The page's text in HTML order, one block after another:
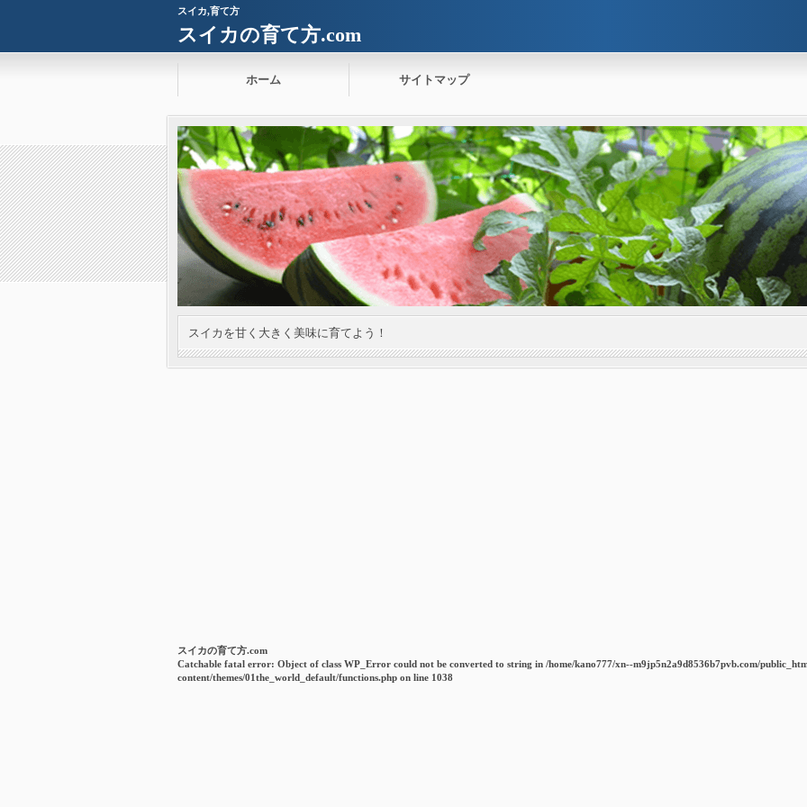
スイカ,育て方
スイカの育て方.com
ホーム サイトマップ
スイカを甘く大きく美味に育てよう！
スイカの育て方.com
Catchable fatal error: Object of class WP_Error could not be converted to string in /home/kano777/xn--m9jp5n2a9d8536b7pvb.com/
content/themes/01the_world_default/functions.php on line 1038